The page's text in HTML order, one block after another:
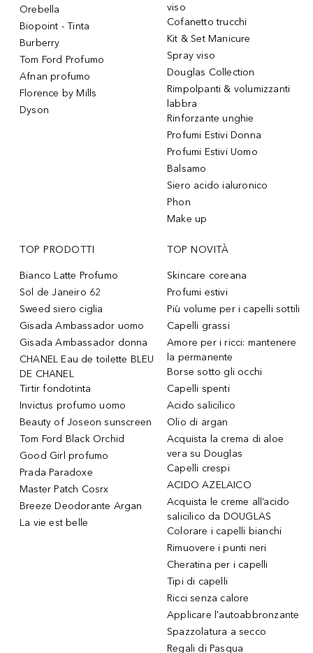
Orebella
Biopoint - Tinta
Burberry
Tom Ford Profumo
Afnan profumo
Florence by Mills
Dyson
viso
Cofanetto trucchi
Kit & Set Manicure
Spray viso
Douglas Collection
Rimpolpanti & volumizzanti
labbra
Rinforzante unghie
Profumi Estivi Donna
Profumi Estivi Uomo
Balsamo
Siero acido ialuronico
Phon
Make up
TOP PRODOTTI
Bianco Latte Profumo
Sol de Janeiro 62
Sweed siero ciglia
Gisada Ambassador uomo
Gisada Ambassador donna
CHANEL Eau de toilette BLEU
DE CHANEL
Tirtir fondotinta
Invictus profumo uomo
Beauty of Joseon sunscreen
Tom Ford Black Orchid
Good Girl profumo
Prada Paradoxe
Master Patch Cosrx
Breeze Deodorante Argan
La vie est belle
TOP NOVITÀ
Skincare coreana
Profumi estivi
Più volume per i capelli sottili
Capelli grassi
Amore per i ricci: mantenere
la permanente
Borse sotto gli occhi
Capelli spenti
Acido salicilico
Olio di argan
Acquista la crema di aloe
vera su Douglas
Capelli crespi
ACIDO AZELAICO
Acquista le creme all’acido
salicilico da DOUGLAS
Colorare i capelli bianchi
Rimuovere i punti neri
Cheratina per i capelli
Tipi di capelli
Ricci senza calore
Applicare l'autoabbronzante
Spazzolatura a secco
Regali di Pasqua